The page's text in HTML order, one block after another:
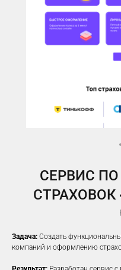
CЕРВИС
СТРАХОВОК
Задача: Создать
компаний и оформлению
У ВАС ЕСТЬ
НО РЕКЛАМА НЕ
ЗАЯВОК?
Предлагаем
увеличить